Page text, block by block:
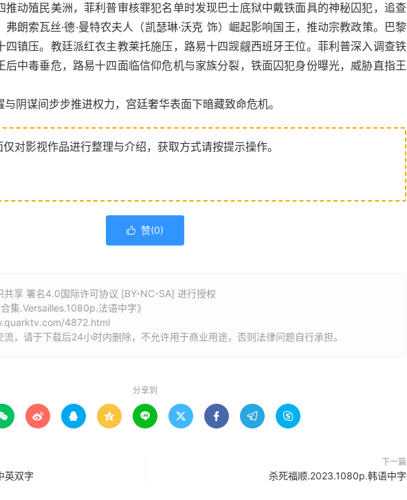
推动殖民美洲，菲利普审核罪犯名单时发现巴士底狱中戴铁面具的神秘囚犯，追查
朗索瓦丝·德·曼特农夫人（凯瑟琳·沃克 饰）崛起影响国王，推动宗教政策。巴黎
四镇压。教廷派红衣主教莱托施压，路易十四觊觎西班牙王位。菲利普深入调查铁
后中毒垂危，路易十四面临信仰危机与家族分裂，铁面囚犯身份曝光，威胁直指王
阴谋间步步推进权力，宫廷奢华表面下暗藏致命危机。
对影视作品进行整理与介绍，获取方式请按提示操作。
 赞(0)
共享 署名4.0国际许可协议 [BY-NC-SA] 进行授权
集.Versailles.1080p.法语中字》
4872.html
，请于下载后24小时内删除，不允许用于商业用途，否则法律问题自行承担。
分享到
       
英双字
下一篇
杀死福顺.2023.1080p.韩语中字